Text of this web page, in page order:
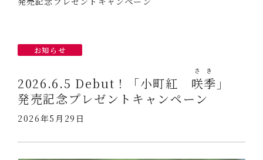
お知らせ
2026.6.5 Debut！「小町紅 咲季
さき
」
発売記念プレゼントキャンペーン
2026年5月29日